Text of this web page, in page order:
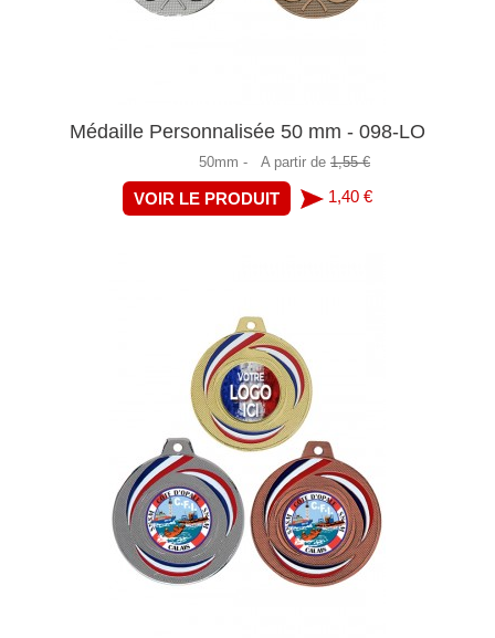
Médaille Personnalisée 50 mm - 098-LO
50mm - A partir de 1,55 €
VOIR LE PRODUIT 1,40 €